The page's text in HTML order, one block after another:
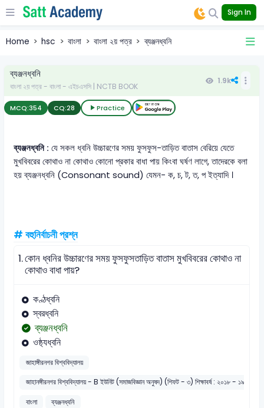
Sign In
Home hsc বাংলা বাংলা ২য় পত্র ব্যঞ্জনধ্বনি
ব্যঞ্জনধ্বনি
বাংলা ২য় পত্র - বাংলা - এইচএসসি | NCTB BOOK
1.9k
MCQ:354 CQ:28 Practice
ব্যঞ্জনধ্বনি : যে সকল ধ্বনি উচ্চারণের সময় ফুসফুস-তাড়িত বাতাস বেরিয়ে যেতে
মুখবিবরের কোথাও না কোথাও কোনো প্রকার বাধা পায় কিংবা ঘর্ষণ লাগে, তাদেরকে বলা
হয় ব্যঞ্জনধ্বনি (Consonant sound) যেমন- ক, চ, ট, ত, প ইত্যাদি ।
# বহুনির্বাচনী প্রশ্ন
1.কোন ধ্বনির উচ্চারণের সময় ফুসফুসতাড়িত বাতাস মুখবিবরের কোথাও না
কোথাও বাধা পায়?
কণ্ঠধ্বনি
স্বরধ্বনি
ব্যঞ্জনধ্বনি
ওষ্ঠ্যধ্বনি
জাহাঙ্গীরনগর বিশ্ববিদ্যালয়
জাহানঙ্গীরনগর বিশ্ববিদ্যালয় - B ইউনিট (সমাজবিজ্ঞান অনুষদ) (শিফট - ৩) শিক্ষাবর্ষ : ২০১৮ - ১৯ (সেট
বাংলা
ব্যঞ্জনধ্বনি